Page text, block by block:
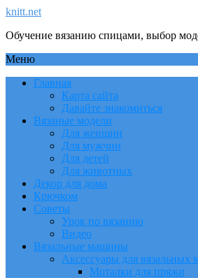
knitt.net
Обучение вязанию спицами, выбор
Меню
Главная
Карта сайта
Давайте знакомиться
Вязаные модели
Для женщин
Для мужчин
Для детей
Для животных
Декор для дома
Крючком
Советы
Урок по вязанию
Видео
Вязальные машины
Аксессуары для вязальных
Моталки для пряжи